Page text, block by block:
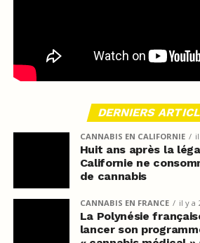
DERNIERS
CANNABIS EN CALIFORNIE
Huit ans après la
Californie ne
de cannabis
CANNABIS EN FRANCE il y a
La Polynésie
lancer son